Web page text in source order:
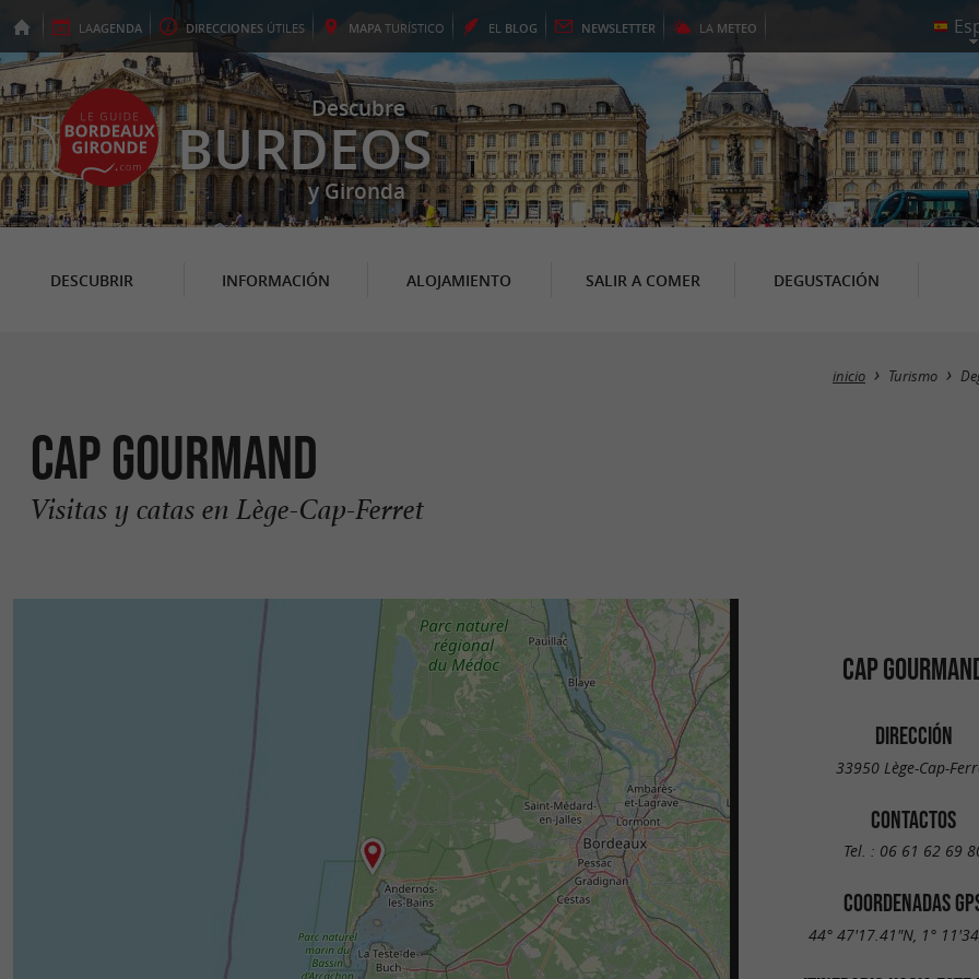
LAAGENDA DIRECCIONES ÚTILES MAPA TURÍSTICO EL BLOG NEWSLETTER LA METEO
Descubre
BURDEOS
y Gironda
DESCUBRIR INFORMACIÓN ALOJAMIENTO SALIR A COMER DEGUSTACIÓN
inicio Turismo
Cap Gourmand
Visitas y catas en Lège-Cap-Ferret
CAP
DIRECCIÓN
33950 Lège-Cap-
CONTACTOS
Tel. : 06 61 62 69
COORDENADAS
44° 47'17.41"N, 1°